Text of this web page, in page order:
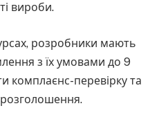
вироби.
розробники мають
з їх умовами до 9
комплаєнс-перевірку та